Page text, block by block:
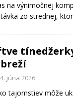
na výnimočnej
zo strednej,
júna 2026
tajomstiev môže